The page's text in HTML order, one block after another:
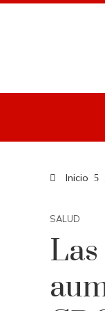
Inicio
SALUD